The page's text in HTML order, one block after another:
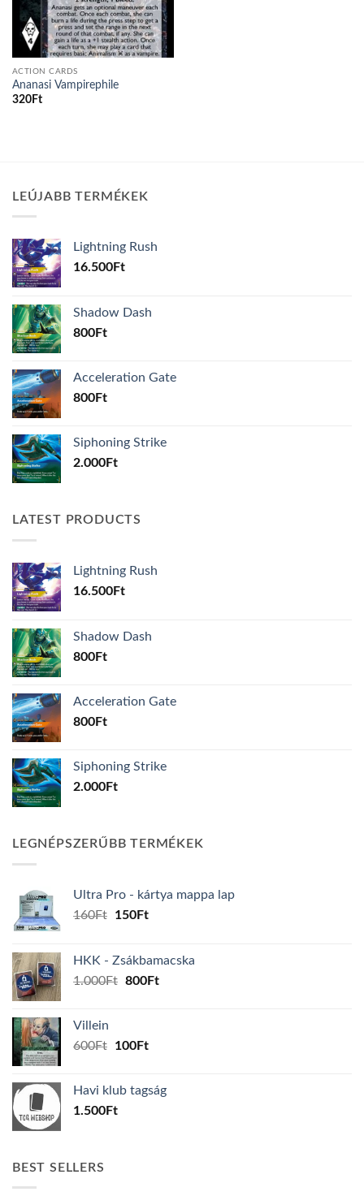
ACTION CARDS
Ananasi Vampirephile
320Ft
LEÚJABB TERMÉKEK
Lightning Rush
16.500Ft
Shadow Dash
800Ft
Acceleration Gate
800Ft
Siphoning Strike
2.000Ft
LATEST PRODUCTS
Lightning Rush
16.500Ft
Shadow Dash
800Ft
Acceleration Gate
800Ft
Siphoning Strike
2.000Ft
LEGNÉPSZERŰBB TERMÉKEK
Ultra Pro - kártya mappa lap
160Ft
Original
160Ft.
150FtCurrent
150Ft.
HKK - Zsákbamacska
1.000Ft Original
800FtCurrent
Villein
600Ft
Original
600Ft.
100FtCurrent
100Ft.
Havi klub tagság
1.500Ft
BEST SELLERS